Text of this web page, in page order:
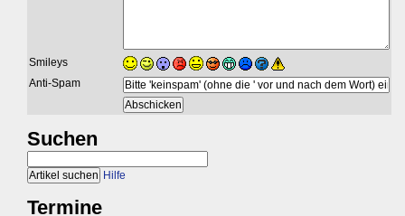
Smileys
Anti-Spam
Suchen
Hilfe
Termine